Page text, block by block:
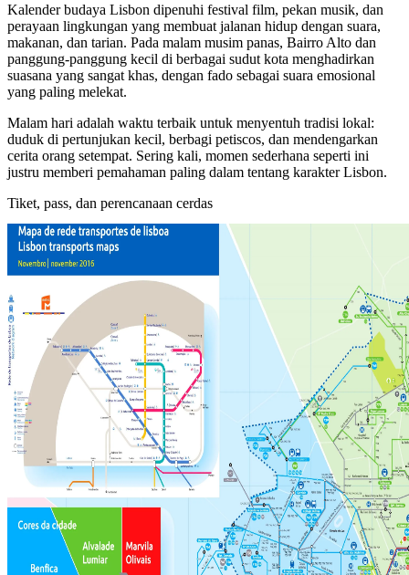
Kalender budaya Lisbon dipenuhi festival film, pekan musik, dan
perayaan lingkungan yang membuat jalanan hidup dengan suara,
makanan, dan tarian. Pada malam musim panas, Bairro Alto dan
panggung-panggung kecil di berbagai sudut kota menghadirkan
suasana yang sangat khas, dengan fado sebagai suara emosional
yang paling melekat.
Malam hari adalah waktu terbaik untuk menyentuh tradisi lokal:
duduk di pertunjukan kecil, berbagi petiscos, dan mendengarkan
cerita orang setempat. Sering kali, momen sederhana seperti ini
justru memberi pemahaman paling dalam tentang karakter Lisbon.
Tiket, pass, dan perencanaan cerdas